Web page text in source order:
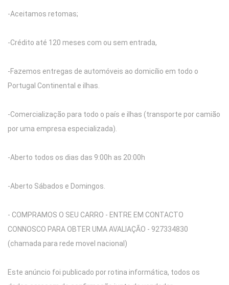
-Aceitamos retomas;
-Crédito até 120 meses com ou sem entrada,
-Fazemos entregas de automóveis ao domicílio em todo o
Portugal Continental e ilhas.
-Comercialização para todo o país e ilhas (transporte por camião
por uma empresa especializada).
-Aberto todos os dias das 9:00h as 20:00h
-Aberto Sábados e Domingos.
- COMPRAMOS O SEU CARRO - ENTRE EM CONTACTO
CONNOSCO PARA OBTER UMA AVALIAÇÃO - 927334830
(chamada para rede movel nacional)
Este anúncio foi publicado por rotina informática, todos os